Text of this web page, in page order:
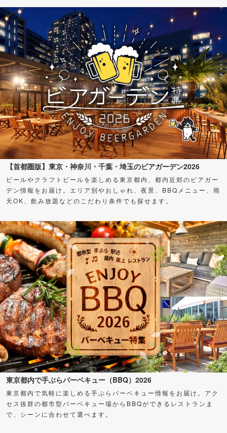
【首都圏版】東京・神奈川・千葉・埼玉のビアガーデン2026
ビールやクラフトビールを楽しめる東京都内、都内近郊のビアガー
デン情報をお届け。エリア別やおしゃれ、夜景、BBQメニュー、雨
天OK、飲み放題などのこだわり条件でも探せます。
東京都内で手ぶらバーベキュー（BBQ）2026
東京都内で気軽に楽しめる手ぶらバーベキュー情報をお届け。アク
セス抜群の都市型バーベキュー場からBBQができるレストランま
で、シーンに合わせて選べます。